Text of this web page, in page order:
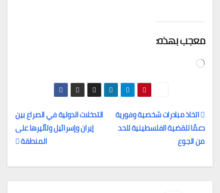
معجب بهذه:
جاري
تصفّح
المقالات
التدخلات الدولية في الصراع بين
إيران وإسرائيل وتأثيرها على
المنطقة
اتخاذ مبادرات شخصية وفورية
دعمًا للقضية الفلسطينية للحد
من الجوع